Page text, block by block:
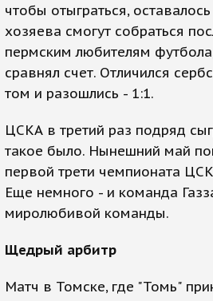
чтобы отыграться,
хозяева смогут собраться
пермским любителям
сравнял счет. Отличился
том и разошлись - 1:1.
ЦСКА в третий раз подряд
такое было. Нынешний май
первой трети чемпионата
Еще немного - и команда
миролюбивой команды.
Щедрый арбитр
Матч в Томске, где "Томь"